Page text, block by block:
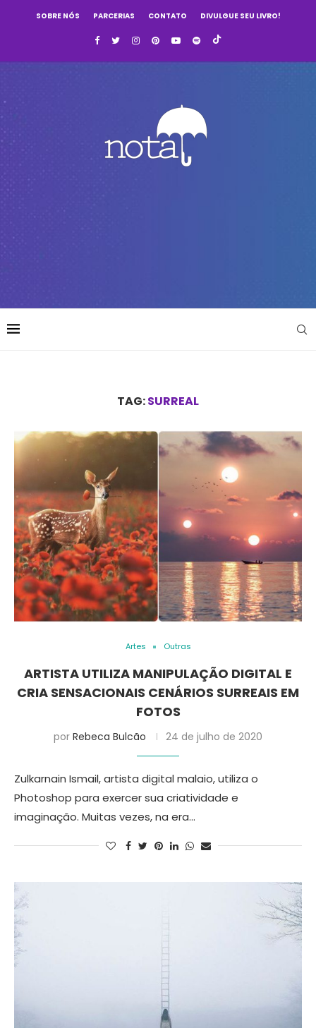
SOBRE NÓS PARCERIAS CONTATO DIVULGUE SEU LIVRO!
TAG:SURREAL
Artes Outras
ARTISTA UTILIZA MANIPULAÇÃO DIGITAL E
CRIA SENSACIONAIS CENÁRIOS SURREAIS EM
FOTOS
por Rebeca Bulcão 24 de julho de 2020
Zulkarnain Ismail, artista digital malaio, utiliza o
Photoshop para exercer sua criatividade e
imaginação. Muitas vezes, na era…